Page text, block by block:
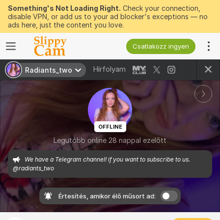
Something's Not Loading Right. Check your connection,
disable VPN, or add us to your ad blocker's exceptions — no
ads here, just the content you love.
Csatlakozz ingyen
Radiants_two Hírfolyam
OFFLINE
Legutóbb online 28 nappal ezelőtt
We have a Telegram channel! if you want to subscribe to us.
@radiants_two
Értesítés, amikor élő műsort ad: